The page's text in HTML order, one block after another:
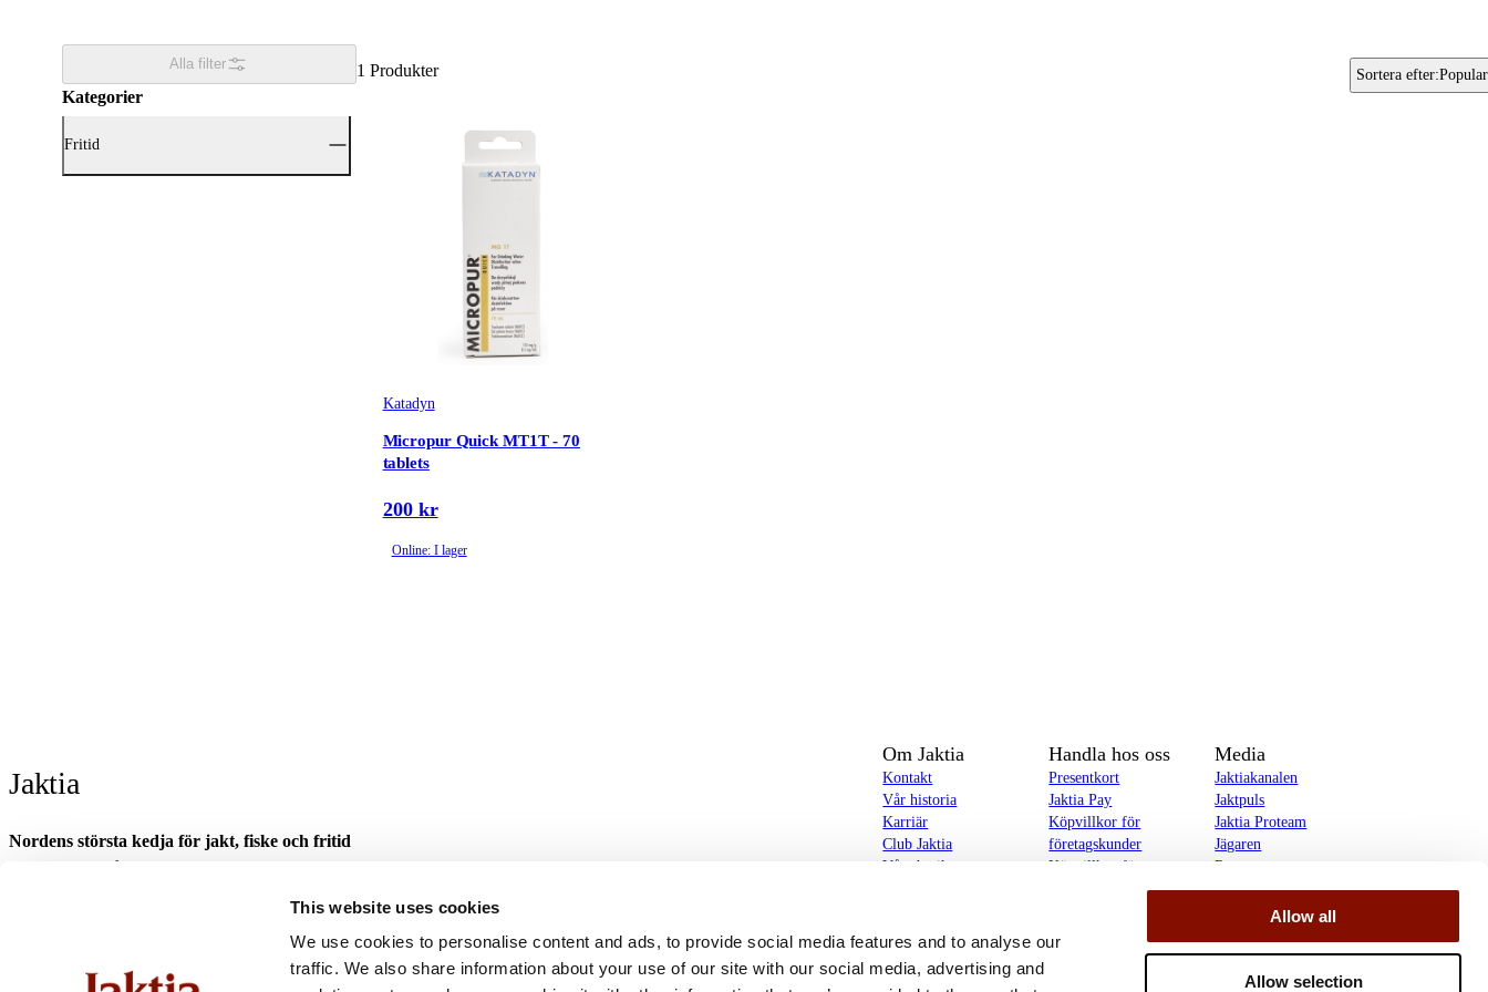
This website uses cookies
We use cookies to personalise content and ads, to provide social media features and to analyse our
traffic. We also share information about your use of our site with our social media, advertising and
Allow all
Allow selection
Alla filter
Kategorier
Fritid
1 Produkter Sortera efter:
Katadyn
Micropur Quick MT1T - 70
tablets
200 kr
Online: I lager
Jaktia
Nordens största kedja för jakt, fiske och fritid
Jaktia, som ingår i Burdock Outdoor Group, är en franchisekedja med ett totalt 160-tal butiker i Norge, Sverige och i
optik och teknikprylar till hundprodukter, kläder, skor och matutrustning – och allt annat som bidrar till bästa tänkbara jakt-,
fiske- och naturupplevelser tillsammans med familj och vänner.
Om Jaktia
Kontakt
Vår historia
Karriär
Club Jaktia
Våra butiker
Jaktia Brand Guidelines
Handla hos oss
Presentkort
Jaktia Pay
Köpvillkor för
företagskunder
Köpvillkor för
Media
Jaktiakanalen
Jaktpuls
Jaktia Proteam
Jägaren
Reportage